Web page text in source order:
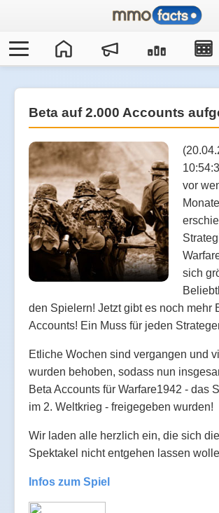
Beta auf 2.000 Accounts
vor
sich
den Spielern! Jetzt gibt es noch mehr
Accounts! Ein Muss für jeden
Etliche Wochen sind vergangen und
wurden behoben, sodass nun
Beta Accounts für Warfare1942 - das
im 2. Weltkrieg - freigegeben wurden!
Wir laden alle herzlich ein, die sich
Spektakel nicht entgehen lassen
Infos zum Spiel